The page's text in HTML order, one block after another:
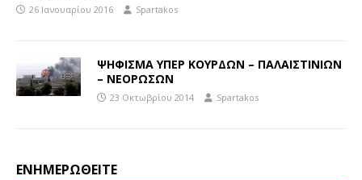
26 Ιανουαρίου 2016 Spartakos
ΨΗΦΙΣΜΑ ΥΠΕΡ ΚΟΥΡΔΩΝ – ΠΑΛΑΙΣΤΙΝΙΩΝ
– ΝΕΟΡΩΣΩΝ
23 Οκτωβρίου 2014 Spartakos
ΕΝΗΜΕΡΩΘΕΊΤΕ